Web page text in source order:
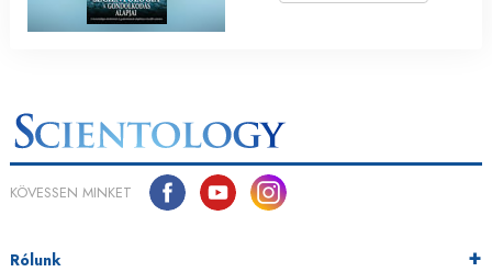
KÖVESSEN MINKET
Rólunk